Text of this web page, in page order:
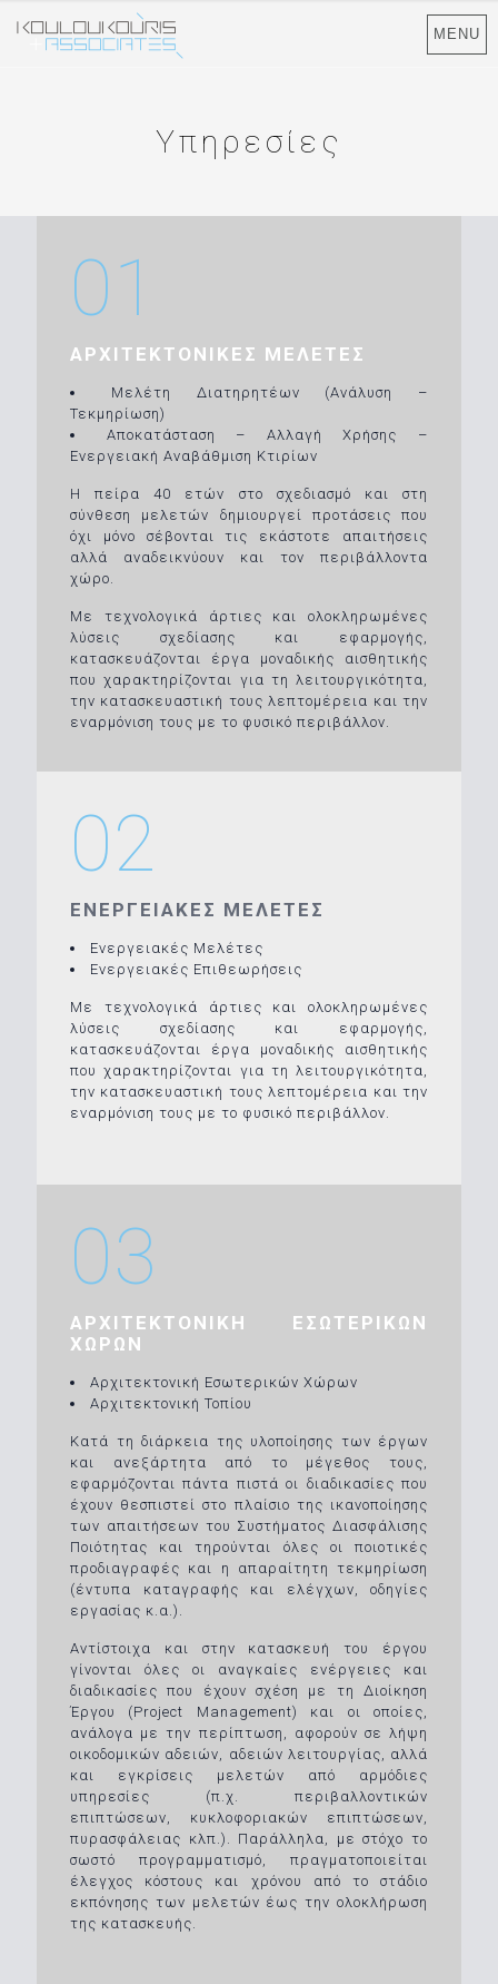
MENU
Υπηρεσίες
01
ΑΡΧΙΤΕΚΤΟΝΙΚΕΣ ΜΕΛΕΤΕΣ
Μελέτη Διατηρητέων (Ανάλυση –
Τεκμηρίωση)
Αποκατάσταση – Αλλαγή Χρήσης –
Eνεργειακή Aναβάθμιση Κτιρίων
Η πείρα 40 ετών στο σχεδιασμό και στη
σύνθεση μελετών δημιουργεί προτάσεις που
όχι μόνο σέβονται τις εκάστοτε απαιτήσεις
αλλά αναδεικνύουν και τον περιβάλλοντα
χώρο.
Με τεχνολογικά άρτιες και ολοκληρωμένες
λύσεις σχεδίασης και εφαρμογής,
κατασκευάζονται έργα μοναδικής αισθητικής
που χαρακτηρίζονται για τη λειτουργικότητα,
την κατασκευαστική τους λεπτομέρεια και την
εναρμόνιση τους με το φυσικό περιβάλλον.
02
ΕΝΕΡΓΕΙΑΚΕΣ ΜΕΛΕΤΕΣ
Ενεργειακές Μελέτες
Ενεργειακές Επιθεωρήσεις
Με τεχνολογικά άρτιες και ολοκληρωμένες
λύσεις σχεδίασης και εφαρμογής,
κατασκευάζονται έργα μοναδικής αισθητικής
που χαρακτηρίζονται για τη λειτουργικότητα,
την κατασκευαστική τους λεπτομέρεια και την
εναρμόνιση τους με το φυσικό περιβάλλον.
03
ΑΡΧΙΤΕΚΤΟΝΙΚΗ ΕΣΩΤΕΡΙΚΩΝ
ΧΩΡΩΝ
Αρχιτεκτονική Εσωτερικών Χώρων
Αρχιτεκτονική Τοπίου
Κατά τη διάρκεια της υλοποίησης των έργων
και ανεξάρτητα από το μέγεθος τους,
εφαρμόζονται πάντα πιστά οι διαδικασίες που
έχουν θεσπιστεί στο πλαίσιο της ικανοποίησης
των απαιτήσεων του Συστήματος Διασφάλισης
Ποιότητας και τηρούνται όλες οι ποιοτικές
προδιαγραφές και η απαραίτητη τεκμηρίωση
(έντυπα καταγραφής και ελέγχων, οδηγίες
εργασίας κ.α.).
Αντίστοιχα και στην κατασκευή του έργου
γίνονται όλες οι αναγκαίες ενέργειες και
διαδικασίες που έχουν σχέση με τη Διοίκηση
Έργου (Project Management) και οι οποίες,
ανάλογα με την περίπτωση, αφορούν σε λήψη
οικοδομικών αδειών, αδειών λειτουργίας, αλλά
και εγκρίσεις μελετών από αρμόδιες
υπηρεσίες (π.χ. περιβαλλοντικών
επιπτώσεων, κυκλοφοριακών επιπτώσεων,
πυρασφάλειας κλπ.). Παράλληλα, με στόχο το
σωστό προγραμματισμό, πραγματοποιείται
έλεγχος κόστους και χρόνου από το στάδιο
εκπόνησης των μελετών έως την ολοκλήρωση
της κατασκευής.